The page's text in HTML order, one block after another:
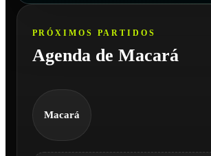
PRÓXIMOS PARTIDOS
Agenda de Macará
Macará